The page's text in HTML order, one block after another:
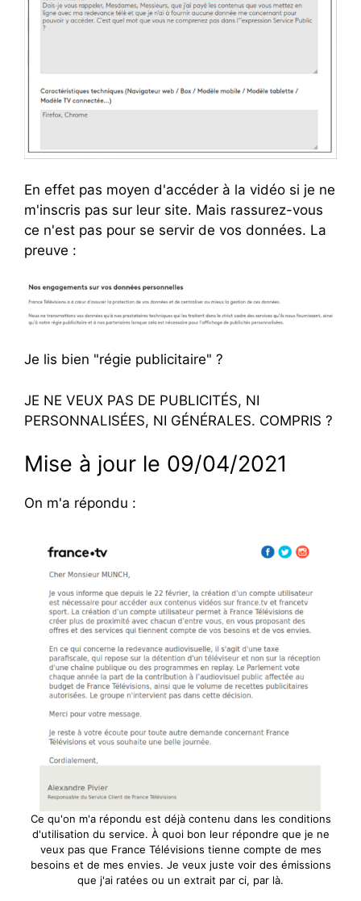
En effet pas moyen d'accéder à la vidéo si je ne
m'inscris pas sur leur site. Mais rassurez-vous
ce n'est pas pour se servir de vos données. La
preuve :
Je lis bien "régie publicitaire" ?
JE NE VEUX PAS DE PUBLICITÉS, NI
PERSONNALISÉES, NI GÉNÉRALES. COMPRIS ?
Mise à jour le 09/04/2021
On m'a répondu :
Ce qu'on m'a répondu est déjà contenu dans les conditions
d'utilisation du service. À quoi bon leur répondre que je ne
veux pas que France Télévisions tienne compte de mes
besoins et de mes envies. Je veux juste voir des émissions
que j'ai ratées ou un extrait par ci, par là.